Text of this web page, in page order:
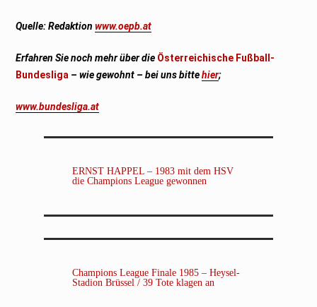
Quelle: Redaktionwww.oepb.at
Erfahren Sie noch mehr über die Österreichische Fußball-
Bundesliga – wie gewohnt – bei uns bittehier;
www.bundesliga.at
ERNST HAPPEL – 1983 mit dem HSV
die Champions League gewonnen
Champions League Finale 1985 – Heysel-
Stadion Brüssel / 39 Tote klagen an